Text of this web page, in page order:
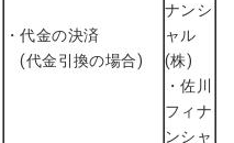
・代金の決済
(代金引換の場合)
ナンシ
ャル
(株)
・佐川
フィナ
ンシャ